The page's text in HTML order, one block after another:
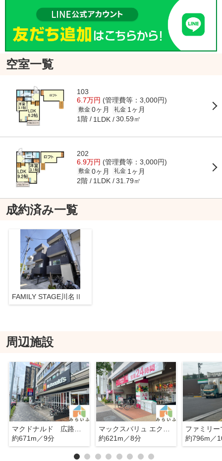
空室一覧
103
6.7万円 (管理費等：3,000円)
敷金 0ヶ月 礼金 1ヶ月
1階 1LDK 30.59㎡
202
6.9万円 (管理費等：3,000円)
敷金 0ヶ月 礼金 1ヶ月
2階 1LDK 31.79㎡
成約済み一覧
FAMILY STAGE川名Ⅱ
周辺施設
マクドナルド 広路通り店
約671m／9分
マックスバリュ エクスプレス北山店
約621m／8分
約796m／